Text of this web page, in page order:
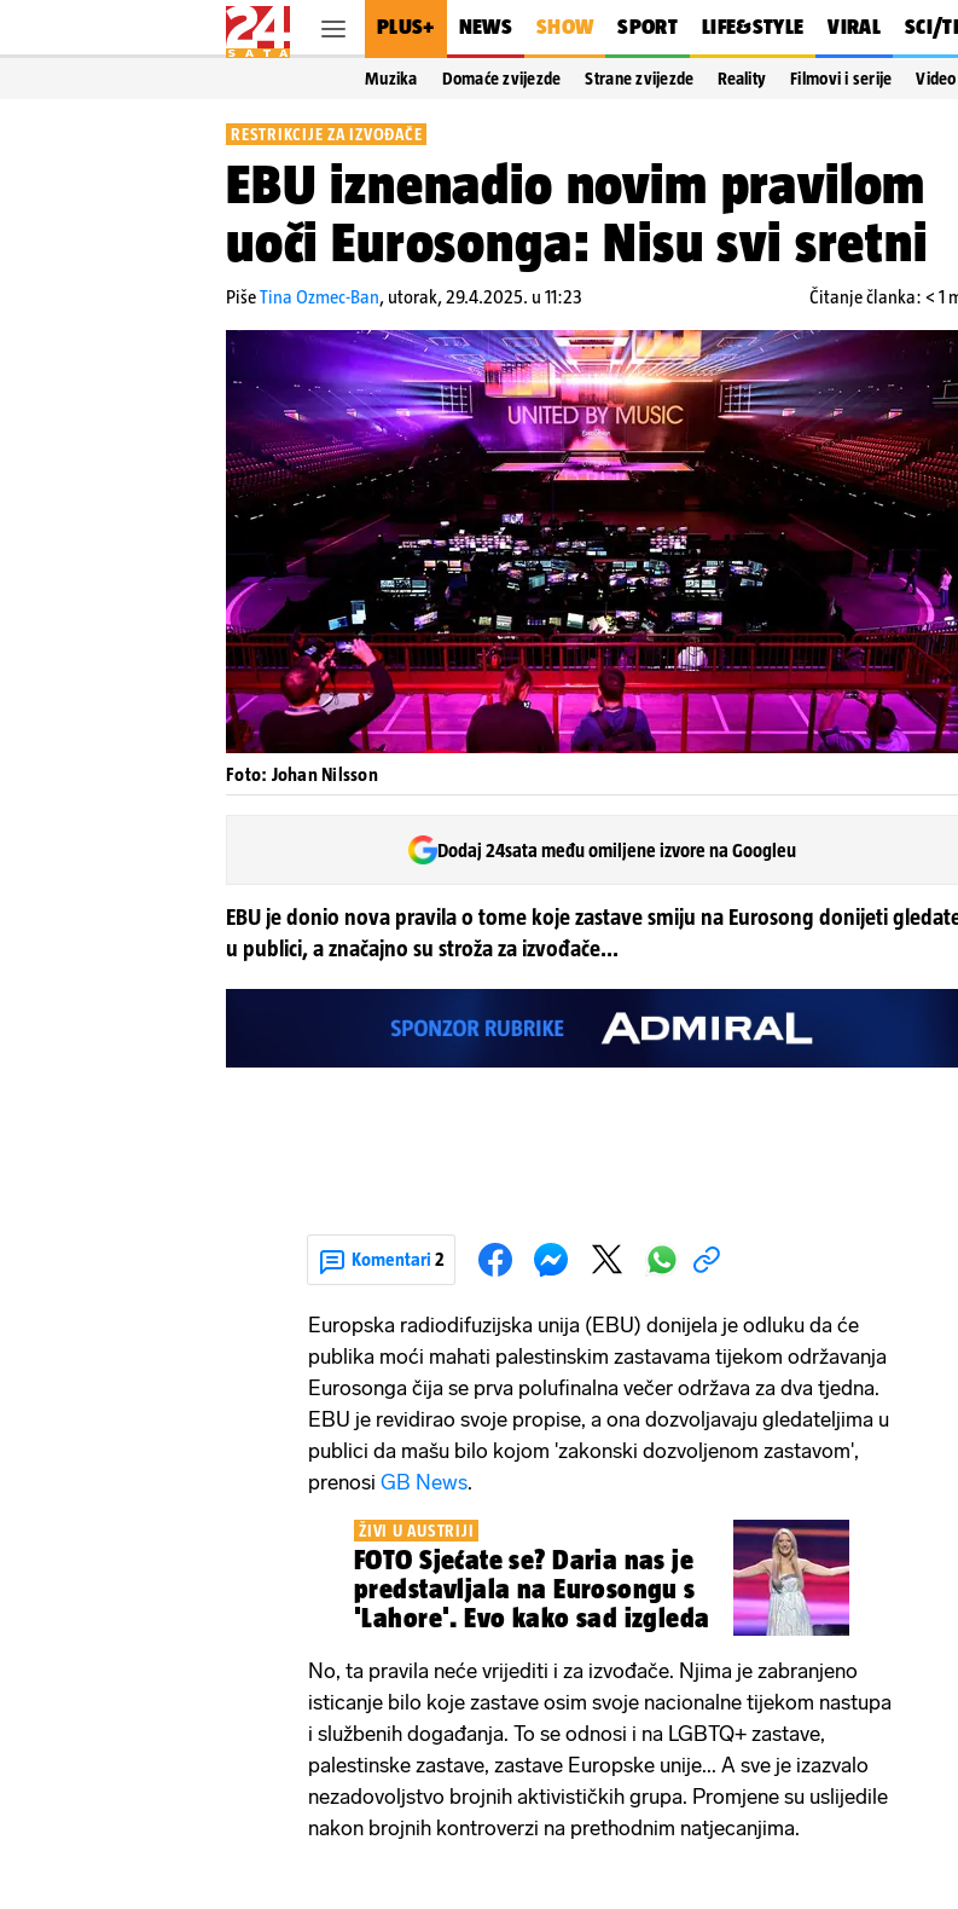
PLUS+ NEWS SHOW SPORT LIFE&STYLE VIRAL SCI/
Muzika Domaće zvijezde Strane zvijezde Reality Filmovi i serije Video
RESTRIKCIJE ZA IZVOĐAČE
EBU iznenadio novim pravilom
uoči Eurosonga: Nisu svi sretni
PišeTina Ozmec-Ban, utorak, 29.4.2025. u 11:23 Čitanje članka: < 1
Foto: Johan Nilsson
Dodaj 24sata među omiljene izvore na Googleu
EBU je donio nova pravila o tome koje zastave smiju na Eurosong donijeti
u publici, a značajno su stroža za izvođače...
Komentari 2
Europska radiodifuzijska unija (EBU) donijela je odluku da će
publika moći mahati palestinskim zastavama tijekom održavanja
Eurosonga čija se prva polufinalna večer održava za dva tjedna.
EBU je revidirao svoje propise, a ona dozvoljavaju gledateljima u
publici da mašu bilo kojom 'zakonski dozvoljenom zastavom',
prenosi GB News.
ŽIVI U AUSTRIJI
FOTO Sjećate se? Daria nas je
predstavljala na Eurosongu s
'Lahore'. Evo kako sad izgleda
No, ta pravila neće vrijediti i za izvođače. Njima je zabranjeno
isticanje bilo koje zastave osim svoje nacionalne tijekom nastupa
i službenih događanja. To se odnosi i na LGBTQ+ zastave,
palestinske zastave, zastave Europske unije... A sve je izazvalo
nezadovoljstvo brojnih aktivističkih grupa. Promjene su uslijedile
nakon brojnih kontroverzi na prethodnim natjecanjima.